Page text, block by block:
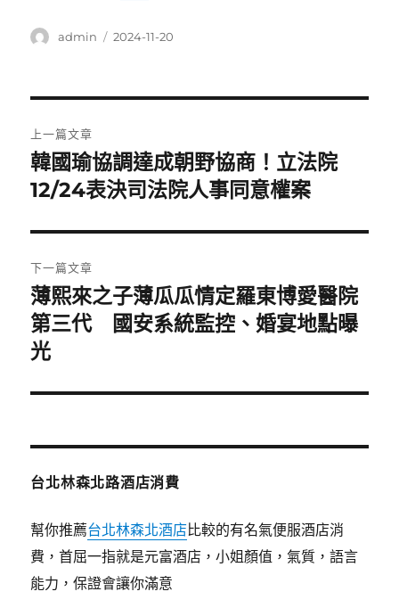
作
admin
發
2024-11-20
章
導
覽
上一篇文章
上
一
文
章:
韓國瑜協調達成朝野協商！立法院
12/24表決司法院人事同意權案
下一篇文章
下
一
篇
章:
薄熙來之子薄瓜瓜情定羅東博愛醫院
第三代 國安系統監控、婚宴地點曝
光
台北林森北路酒店消費
幫你推薦台北林森北酒店比較的有名氣便服酒店消
費，首屈一指就是元富酒店，小姐顏值，氣質，語言
能力，保證會讓你滿意